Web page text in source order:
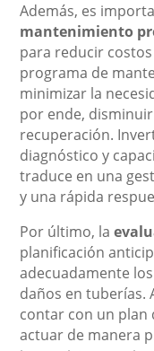
Además, es
mantenimiento
para reducir
programa de
minimizar la
por ende,
recuperación.
diagnóstico y
traduce en una
y una rápida
Por último, la
planificación
adecuadamente
daños en tuberías.
contar con un plan
actuar de manera